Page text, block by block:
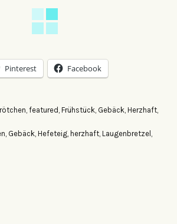
Pinterest Facebook
, featured , Frühstück, Gebäck, Herzhaft,
, Gebäck, Hefeteig, herzhaft, Laugenbretzel ,